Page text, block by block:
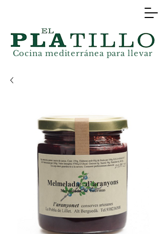
Cocina mediterráneapara llevar